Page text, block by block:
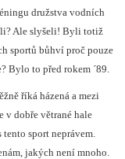
družstva vodních
Ale slyšeli! Byli totiž
sportů bůhví proč pouze
Bylo to před rokem ´89.
říká házená a mezi
v dobře větrané hale
sport neprávem.
jakých není mnoho.